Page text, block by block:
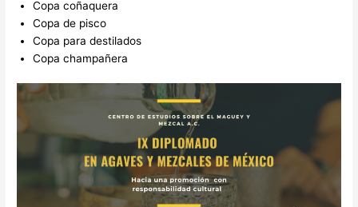
Copa coñaquera
Copa de pisco
Copa para destilados
Copa champañera